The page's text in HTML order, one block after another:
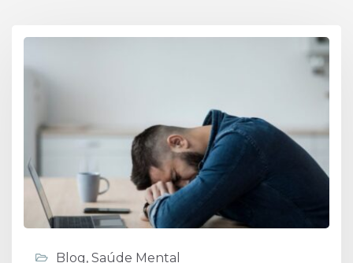
Blog, Saúde Mental